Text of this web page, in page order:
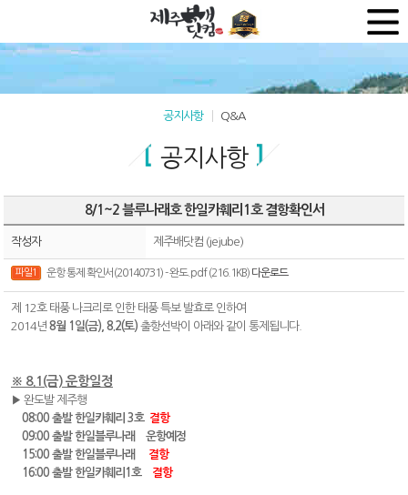
공지사항 Q&A
공지사항
8/1~2 블루나래호 한일카훼리1호 결항확인서
작성자 제주배닷컴 (jejube)
파일1 운항 통제 확인서(20140731) - 완도.pdf (216.1KB) 다운로드
제 12호 태풍 나크리로 인한 태풍 특보 발효로 인하여
2014년 8월 1일(금), 8.2(토) 출항선박이 아래와 같이 통제됩니다.
※ 8.1(금) 운항일정
▶ 완도발 제주행
08:00 출발 한일카훼리 3호 결항
09:00 출발 한일블루나래 운항예정
15:00 출발 한일블루나래 결항
16:00 출발 한일카훼리1호 결항